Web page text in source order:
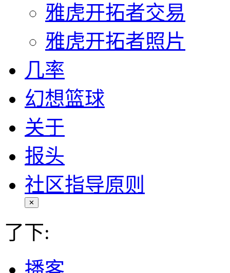
雅虎开拓者交易
雅虎开拓者照片
几率
幻想篮球
关于
报头
社区指导原则
✕
了下: